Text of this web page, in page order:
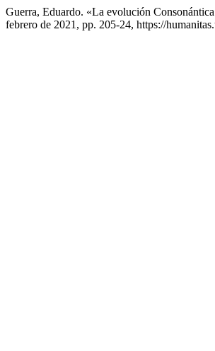
Guerra, Eduardo. «La evolución
febrero de 2021, pp. 205-24, https://